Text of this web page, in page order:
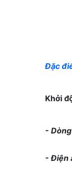
Đặc
Khởi
-
- Điện